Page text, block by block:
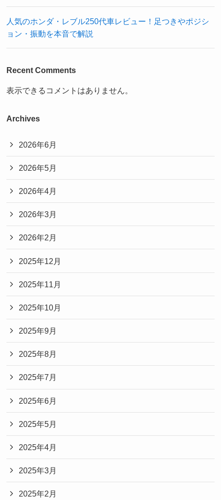
人気のホンダ・レブル250代車レビュー！足つきやポジシ
ョン・振動を本音で解説
Recent Comments
表示できるコメントはありません。
Archives
2026年6月
2026年5月
2026年4月
2026年3月
2026年2月
2025年12月
2025年11月
2025年10月
2025年9月
2025年8月
2025年7月
2025年6月
2025年5月
2025年4月
2025年3月
2025年2月